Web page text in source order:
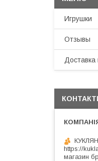
Игрушки
Отзывы
Доставка
https://
магазин